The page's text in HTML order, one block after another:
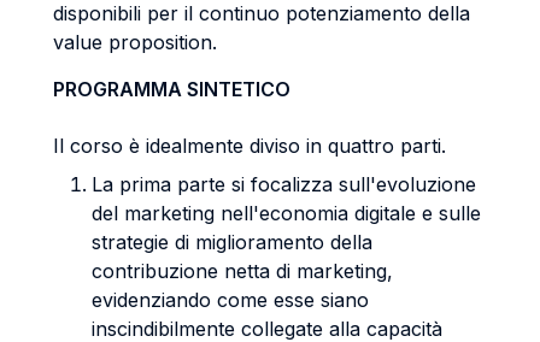
disponibili per il continuo potenziamento della
value proposition.
PROGRAMMA SINTETICO
Il corso è idealmente diviso in quattro parti.
La prima parte si focalizza sull'evoluzione
del marketing nell'economia digitale e sulle
strategie di miglioramento della
contribuzione netta di marketing,
evidenziando come esse siano
inscindibilmente collegate alla capacità